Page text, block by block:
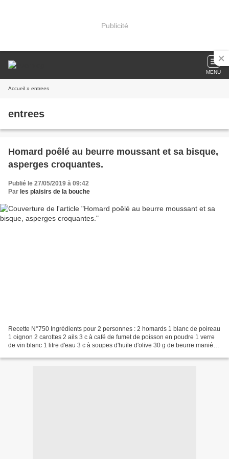
Publicité
MENU
Accueil » entrees
entrees
Homard poêlé au beurre moussant et sa bisque,
asperges croquantes.
Publié le 27/05/2019 à 09:42
Par les plaisirs de la bouche
Recette N°750 Ingrédients pour 2 personnes : 2 homards 1 blanc de poireau
1 oignon 2 carottes 2 ails 3 c à café de fumet de poisson en poudre 1 verre
de vin blanc 1 litre d'eau 3 c à soupes d'huile d'olive 30 g de beurre manié